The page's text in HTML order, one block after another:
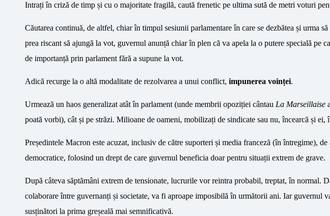
Intrați în criză de timp și cu o majoritate fragilă, caută frenetic pe ultima sută de metri voturi
Căutarea continuă, de altfel, chiar în timpul sesiunii parlamentare în care se dezbătea și urma
prea riscant să ajungă la vot, guvernul anunță chiar în plen că va apela la o putere specială pe
de importanță prin parlament fără a supune la vot.
Adică recurge la o altă modalitate de rezolvarea a unui conflict, impunerea voinței.
Urmează un haos generalizat atât în parlament (unde membrii opoziției cântau La Marseillaise
poată vorbi), cât și pe străzi. Milioane de oameni, mobilizați de sindicate sau nu, încearcă și
Președintele Macron este acuzat, inclusiv de către suporteri și media franceză (în întregime),
democratice, folosind un drept de care guvernul beneficia doar pentru situații extrem de grave.
După câteva săptămâni extrem de tensionate, lucrurile vor reintra probabil, treptat, în normal.
colaborare între guvernanți și societate, va fi aproape imposibilă în următorii ani. Iar guvernul
susținători la prima greșeală mai semnificativă.